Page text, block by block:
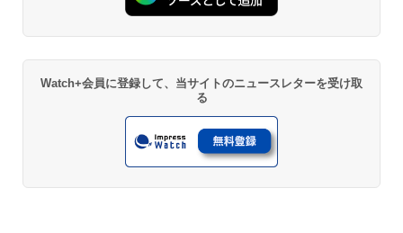
Watch+会員に登録して、当サイトのニュースレターを受け取
る